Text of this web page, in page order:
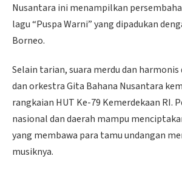
Nusantara ini menampilkan
lagu “Puspa Warni” yang dipadukan
Borneo.
Selain tarian, suara merdu dan harmonis
dan orkestra Gita Bahana Nusantara
rangkaian HUT Ke-79 Kemerdekaan RI.
nasional dan daerah mampu
yang membawa para tamu undangan
musiknya.